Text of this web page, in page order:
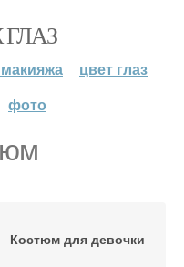
цвет глаз
фото
Костюм для девочки